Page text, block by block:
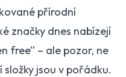
přírodní
značky dnes nabízejí
free” – ale pozor, ne
jsou v pořádku.